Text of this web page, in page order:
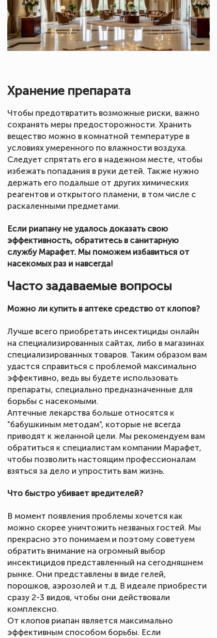
Хранение препарата
Чтобы предотвратить возможные риски, важно
сохранять меры предосторожности. Хранить
вещество можно в комнатной температуре в
условиях умеренного по влажности воздуха.
Следует спрятать его в надежном месте, чтобы
избежать попадания в руки детей. Также нужно
держать его подальше от других химических
реагентов и открытого пламени, в том числе с
раскаленными предметами.
Если риапану не удалось доказать свою
эффективность, обратитесь в санитарную
службу Марафет. Мы поможем избавиться от
насекомых раз и навсегда!
Часто задаваемые вопросы
Можно ли купить в аптеке средство от клопов?
Лучше всего приобретать инсектициды онлайн
на специализированных сайтах, либо в магазинах
специализированных товаров. Таким образом вам
удастся справиться с проблемой максимально
эффективно, ведь вы будете использовать
препараты, специально предназначенные для
борьбы с насекомыми.
Аптечные лекарства больше относятся к
"бабушкиным методам", которые не всегда
приводят к желанной цели. Мы рекомендуем вам
обратиться к специалистам компании Марафет,
чтобы позволить настоящим профессионалам
взяться за дело и упростить вам жизнь.
Что быстро убивает вредителей?
В момент появления проблемы хочется как
можно скорее уничтожить незваных гостей. Мы
прекрасно это понимаем и поэтому советуем
обратить внимание на огромный выбор
инсектицидов представленный на сегодняшнем
рынке. Они представлены в виде гелей,
порошков, аэрозолей и т.д. В идеале приобрести
сразу 2-3 видов, чтобы они действовали
комплексно.
От клопов риапан является максимально
эффективным способом борьбы. Если